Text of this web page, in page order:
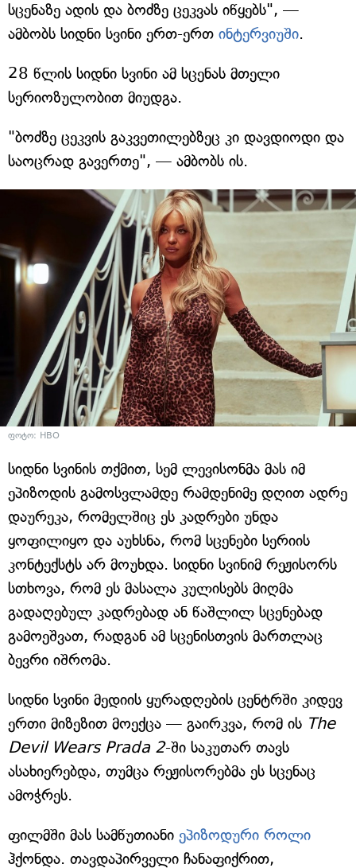
სცენაზე ადის და ბოძზე ცეკვას იწყებს", —
ამბობს სიდნი სვინი ერთ-ერთ ინტერვიუში.
28 წლის სიდნი სვინი ამ სცენას მთელი
სერიოზულობით მიუდგა.
"ბოძზე ცეკვის გაკვეთილებზეც კი დავდიოდი და
საოცრად გავერთე", — ამბობს ის.
ფოტო: HBO
სიდნი სვინის თქმით, სემ ლევისონმა მას იმ
ეპიზოდის გამოსვლამდე რამდენიმე დღით ადრე
დაურეკა, რომელშიც ეს კადრები უნდა
ყოფილიყო და აუხსნა, რომ სცენები სერიის
კონტექსტს არ მოუხდა. სიდნი სვინიმ რეჟისორს
სთხოვა, რომ ეს მასალა კულისებს მიღმა
გადაღებულ კადრებად ან წაშლილ სცენებად
გამოეშვათ, რადგან ამ სცენისთვის მართლაც
ბევრი იშრომა.
სიდნი სვინი მედიის ყურადღების ცენტრში კიდევ
ერთი მიზეზით მოექცა — გაირკვა, რომ ის The
Devil Wears Prada 2-ში საკუთარ თავს
ასახიერებდა, თუმცა რეჟისორებმა ეს სცენაც
ამოჭრეს.
ფილმში მას სამწუთიანი ეპიზოდური როლი
ჰქონდა. თავდაპირველი ჩანაფიქრით,